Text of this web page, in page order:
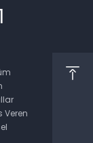
Veren